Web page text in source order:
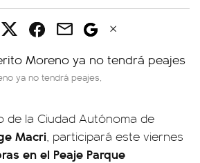
ya no tendrá peajes,
de la Ciudad Autónoma de
Macri, participará este viernes
en el Peaje Parque